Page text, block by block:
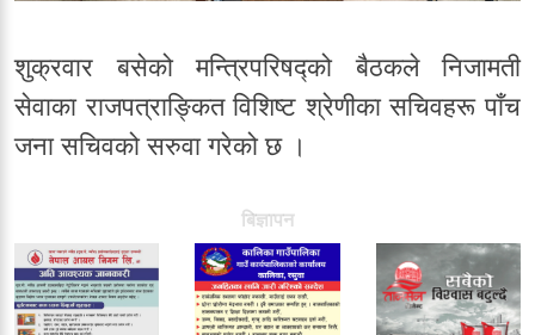
शुक्रवार बसेको मन्त्रिपरिषद्को बैठकले निजामती
सेवाका राजपत्राङ्कित विशिष्ट श्रेणीका सचिवहरू पाँच
जना सचिवको सरुवा गरेको छ ।
बिज्ञापन